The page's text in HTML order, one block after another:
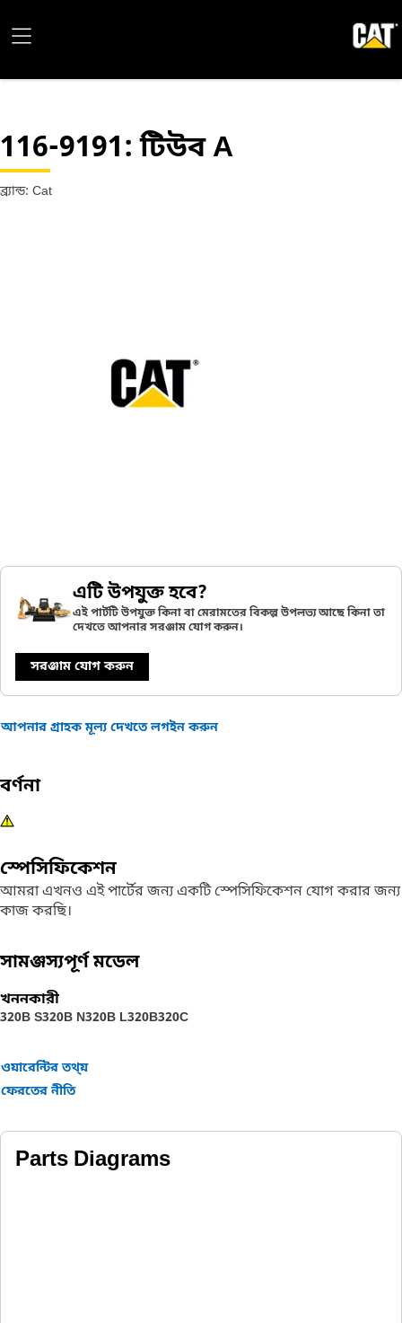
116-9191: টিউব A
ব্র্যান্ড: Cat
এটি উপযুক্ত হবে?
এই পার্টটি উপযুক্ত কিনা বা মেরামতের বিকল্প উপলভ্য আছে কিনা তা
দেখতে আপনার সরঞ্জাম যোগ করুন।
সরঞ্জাম যোগ করুন
আপনার গ্রাহক মূল্য দেখতে লগইন করুন
বর্ণনা
স্পেসিফিকেশন
আমরা এখনও এই পার্টের জন্য একটি স্পেসিফিকেশন যোগ করার জন্য
কাজ করছি।
সামঞ্জস্যপূর্ণ মডেল
খননকারী
320B S320B N320B L320B320C
ওয়ারেন্টির তথ্য়
ফেরতের নীতি
Parts Diagrams